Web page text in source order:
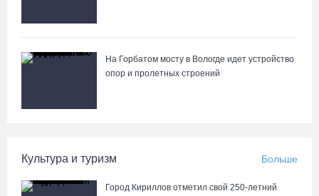
На Горбатом мосту в Вологде идет устройство
опор и пролетных строений
Культура и туризм Больше
Город Кириллов отметил свой 250-летний